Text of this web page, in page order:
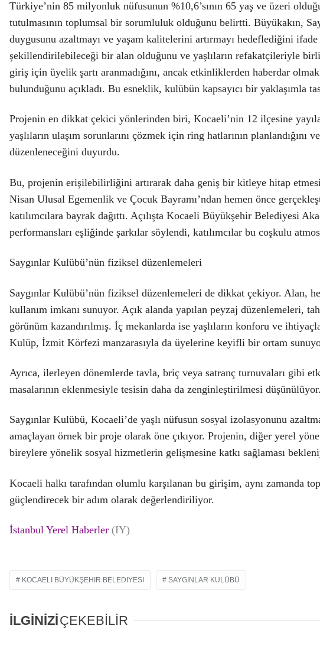
Türkiye’nin 85 milyonluk nüfusunun %10,6’sının 65 yaş ve üzeri
tutulmasının toplumsal bir sorumluluk olduğunu belirtti. Büyükakın,
duygusunu azaltmayı ve yaşam kalitelerini artırmayı hedeflediğini
şekillendirilebileceği bir alan olduğunu ve yaşlıların refakatçileriyle
giriş için üyelik şartı aranmadığını, ancak etkinliklerden haberdar
bulunduğunu açıkladı. Bu esneklik, kulübün kapsayıcı bir yaklaşımla
Projenin en dikkat çekici yönlerinden biri, Kocaeli’nin 12 ilçesine
yaşlıların ulaşım sorunlarını çözmek için ring hatlarının planlandığını
düzenleneceğini duyurdu.
Bu, projenin erişilebilirliğini artırarak daha geniş bir kitleye hitap
Nisan Ulusal Egemenlik ve Çocuk Bayramı’ndan hemen önce
katılımcılara bayrak dağıttı. Açılışta Kocaeli Büyükşehir Belediyesi
performansları eşliğinde şarkılar söylendi, katılımcılar bu coşkulu
Saygınlar Kulübü’nün fiziksel düzenlemeleri
Saygınlar Kulübü’nün fiziksel düzenlemeleri de dikkat çekiyor. Alan,
kullanım imkanı sunuyor. Açık alanda yapılan peyzaj düzenlemeleri,
görünüm kazandırılmış. İç mekanlarda ise yaşlıların konforu ve
Kulüp, İzmit Körfezi manzarasıyla da üyelerine keyifli bir ortam
Ayrıca, ilerleyen dönemlerde tavla, briç veya satranç turnuvaları gibi
masalarının eklenmesiyle tesisin daha da zenginleştirilmesi düşünülüyor.
Saygınlar Kulübü, Kocaeli’de yaşlı nüfusun sosyal izolasyonunu
amaçlayan örnek bir proje olarak öne çıkıyor. Projenin, diğer yerel
bireylere yönelik sosyal hizmetlerin gelişmesine katkı sağlaması
Kocaeli halkı tarafından olumlu karşılanan bu girişim, aynı zamanda
güçlendirecek bir adım olarak değerlendiriliyor.
İstanbul Yerel Haberler (IY)
KOCAELI BÜYÜKŞEHIR BELEDIYESI SAYGINLAR KULÜBÜ
İLGİNİZİÇEKEBİLİR